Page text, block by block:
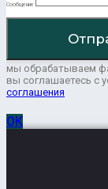
Сообщение
мы обрабатываем
вы соглашаетесь с
соглашения
ОК